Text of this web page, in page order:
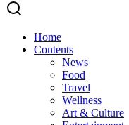
Home
Contents
News
Food
Travel
Wellness
Art & Culture